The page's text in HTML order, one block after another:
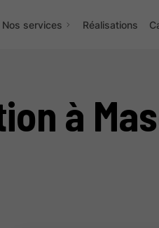
Nos services Réalisations
à